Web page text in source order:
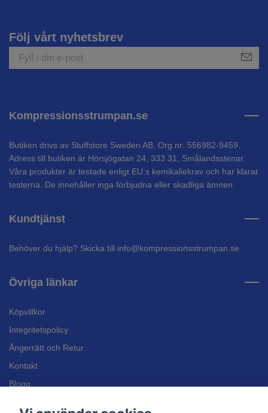
Följ vårt nyhetsbrev
Kompressionsstrumpan.se
Butiken drivs av Stuffstore Sweden AB, Org.nr: 556982-9459.
Adress till butiken är Hörsjögatan 24, 333 31, Smålandsstenar.
Våra produkter är testade enligt EU:s kemikaliekrav och har klarat
testerna. De innehåller inga förbjudna eller skadliga ämnen.
Kundtjänst
Behöver du hjälp? Skicka till info@kompressionsstrumpan.se
Övriga länkar
Köpvillkor
Integritetspolicy
Ångerrätt och Retur
Kontakt
Blogg